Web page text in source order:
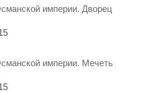
империи. Дворец
империи. Мечеть